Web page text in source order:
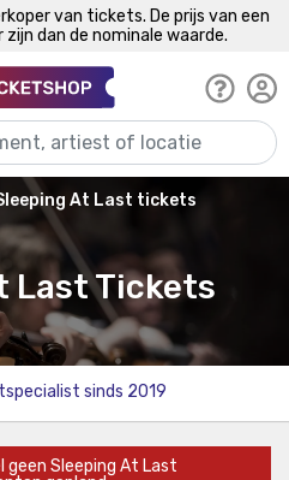
van tickets. De prijs van een
dan de nominale waarde.
At Last tickets
Last Tickets
sinds 2019
geen Sleeping At Last